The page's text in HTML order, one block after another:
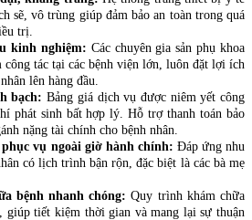
sẽ, vô trùng giúp đảm bảo an toàn trong quá
trị.
kinh nghiệm: Các chuyên gia sản phụ khoa
công tác tại các bệnh viện lớn, luôn đặt lợi ích
lên hàng đầu.
bạch: Bảng giá dịch vụ được niêm yết công
phát sinh bất hợp lý. Hỗ trợ thanh toán bảo
nặng tài chính cho bệnh nhân.
vụ ngoài giờ hành chính: Đáp ứng nhu
có lịch trình bận rộn, đặc biệt là các bà mẹ
bệnh nhanh chóng: Quy trình khám chữa
giúp tiết kiệm thời gian và mang lại sự thuận